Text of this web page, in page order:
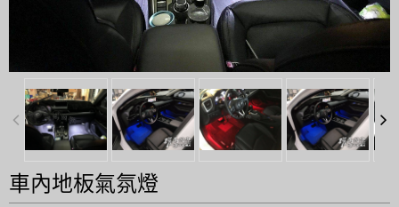
車內地板氣氛燈